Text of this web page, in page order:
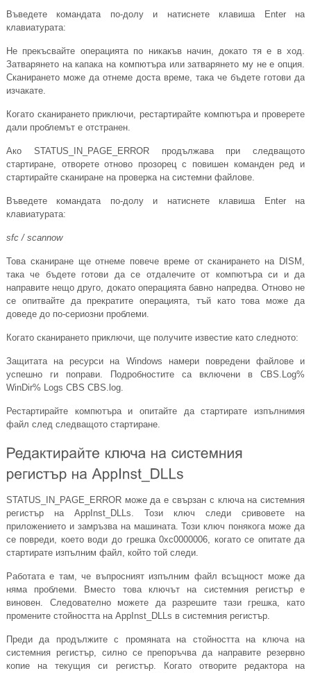
Въведете командата по-долу и натиснете клавиша Enter на
клавиатурата:
Не прекъсвайте операцията по никакъв начин, докато тя е в ход.
Затварянето на капака на компютъра или затварянето му не е опция.
Сканирането може да отнеме доста време, така че бъдете готови да
изчакате.
Когато сканирането приключи, рестартирайте компютъра и проверете
дали проблемът е отстранен.
Ако STATUS_IN_PAGE_ERROR продължава при следващото
стартиране, отворете отново прозорец с повишен команден ред и
стартирайте сканиране на проверка на системни файлове.
Въведете командата по-долу и натиснете клавиша Enter на
клавиатурата:
sfc / scannow
Това сканиране ще отнеме повече време от сканирането на DISM,
така че бъдете готови да се отдалечите от компютъра си и да
направите нещо друго, докато операцията бавно напредва. Отново не
се опитвайте да прекратите операцията, тъй като това може да
доведе до по-сериозни проблеми.
Когато сканирането приключи, ще получите известие като следното:
Защитата на ресурси на Windows намери повредени файлове и
успешно ги поправи. Подробностите са включени вCBS.Log%
WinDir% Logs CBS CBS.log.
Рестартирайте компютъра и опитайте да стартирате изпълнимия
файл след следващото стартиране.
STATUS_IN_PAGE_ERROR може да е свързан с ключа на системния
регистър на AppInst_DLLs. Този ключ следи сривовете на
приложението и замръзва на машината. Този ключ понякога може да
се повреди, което води до грешка 0xc0000006, когато се опитате да
стартирате изпълним файл, който той следи.
Работата е там, че въпросният изпълним файл всъщност може да
няма проблеми. Вместо това ключът на системния регистър е
виновен. Следователно можете да разрешите тази грешка, като
промените стойността на AppInst_DLLs в системния регистър.
Преди да продължите с промяната на стойността на ключа на
системния регистър, силно се препоръчва да направите резервно
копие на текущия си регистър. Когато отворите редактора на